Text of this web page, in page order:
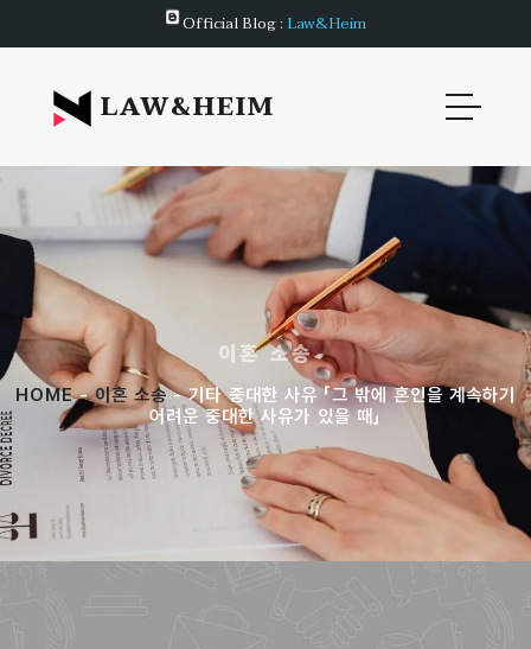
Official Blog : Law&Heim
LAW&HEIM
이혼 소송
HOME-이혼 소송- 기타 중대한 사유 「그 밖에 혼인을 계속하기
어려운 중대한 사유가 있을 때」